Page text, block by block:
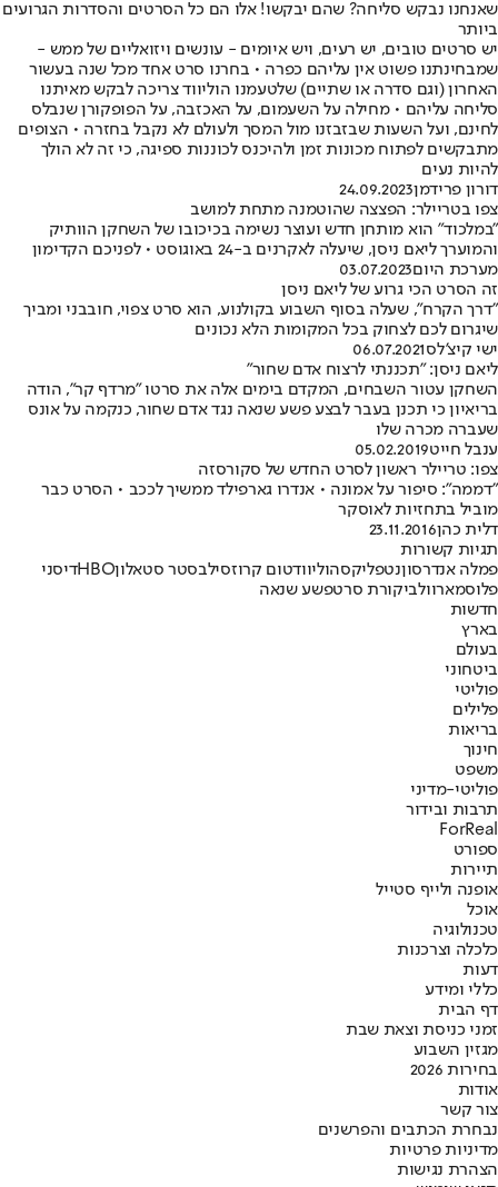
שאנחנו נבקש סליחה? שהם יבקשו! אלו הם כל הסרטים והסדרות הגרועים
ביותר
יש סרטים טובים, יש רעים, ויש איומים - עונשים ויזואליים של ממש -
שמבחינתנו פשוט אין עליהם כפרה • בחרנו סרט אחד מכל שנה בעשור
האחרון (וגם סדרה או שתיים) שלטעמנו הוליווד צריכה לבקש מאיתנו
סליחה עליהם • מחילה על השעמום, על האכזבה, על הפופקורן שנבלס
לחינם, ועל השעות שבזבזנו מול המסך ולעולם לא נקבל בחזרה • הצופים
מתבקשים לפתוח מכונות זמן ולהיכנס לכוננות ספיגה, כי זה לא הולך
להיות נעים
דורון פרידמן24.09.2023
צפו בטריילר: הפצצה שהוטמנה מתחת למושב
"במלכוד" הוא מותחן חדש ועוצר נשימה בכיכובו של השחקן הוותיק
והמוערך ליאם ניסן, שיעלה לאקרנים ב-24 באוגוסט • לפניכם הקדימון
מערכת היום03.07.2023
זה הסרט הכי גרוע של ליאם ניסן
"דרך הקרח", שעלה בסוף השבוע בקולנוע, הוא סרט צפוי, חובבני ומביך
שיגרום לכם לצחוק בכל המקומות הלא נכונים
ישי קיצ'לס06.07.2021
ליאם ניסן: "תכננתי לרצוח אדם שחור"
השחקן עטור השבחים, המקדם בימים אלה את סרטו "מרדף קר", הודה
בריאיון כי תכנן בעבר לבצע פשע שנאה נגד אדם שחור, כנקמה על אונס
שעברה מכרה שלו
ענבל חייט05.02.2019
צפו: טריילר ראשון לסרט החדש של סקורסזה
"דממה": סיפור על אמונה • אנדרו גארפילד ממשיך לככב • הסרט כבר
מוביל בתחזיות לאוסקר
דלית כהן23.11.2016
תגיות קשורות
פמלה אנדרסוןנטפליקסהוליוודטום קרוזסילבסטר סטאלוןHBOדיסני
פלוסמארוולביקורת סרטפשע שנאה
חדשות
בארץ
בעולם
ביטחוני
פוליטי
פלילים
בריאות
חינוך
משפט
פוליטי-מדיני
תרבות ובידור
ForReal
ספורט
תיירות
אופנה ולייף סטייל
אוכל
טכנולוגיה
כלכלה וצרכנות
דעות
כללי ומידע
דף הבית
זמני כניסת וצאת שבת
מגזין השבוע
בחירות 2026
אודות
צור קשר
נבחרת הכתבים והפרשנים
מדיניות פרטיות
הצהרת נגישות